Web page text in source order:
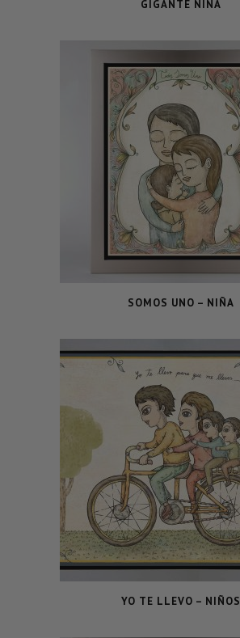
GIGANTE NIÑA
SOMOS UNO – NIÑA
YO TE LLEVO – NIÑOS